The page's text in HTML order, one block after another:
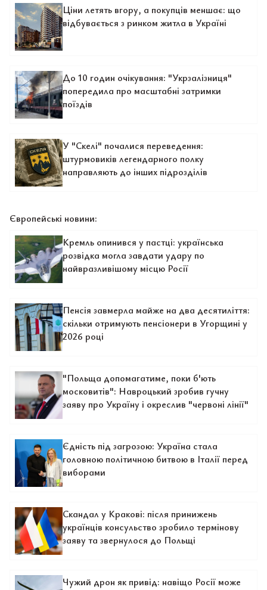
Ціни летять вгору, а покупців меншає: що
відбувається з ринком житла в Україні
До 10 годин очікування: "Укрзалізниця"
попередила про масштабні затримки
поїздів
У "Скелі" почалися переведення:
штурмовиків легендарного полку
направляють до інших підрозділів
Європейські новини:
Кремль опинився у пастці: українська
розвідка могла завдати удару по
найвразливішому місцю Росії
Пенсія завмерла майже на два десятиліття:
скільки отримують пенсіонери в Угорщині у
2026 році
"Польща допомагатиме, поки б'ють
московитів": Навроцький зробив гучну
заяву про Україну і окреслив "червоні лінії"
Єдність під загрозою: Україна стала
головною політичною битвою в Італії перед
виборами
Скандал у Кракові: після принижень
українців консульство зробило термінову
заяву та звернулося до Польщі
Чужий дрон як привід: навіщо Росії може